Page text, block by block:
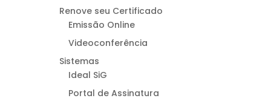
Renove seu Certificado
Emissão Online
Videoconferência
Sistemas
Ideal SiG
Portal de Assinatura